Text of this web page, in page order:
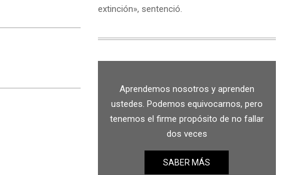
extinción», sentenció.
Aprendemos nosotros y aprenden
ustedes. Podemos equivocarnos, pero
tenemos el firme propósito de no fallar
dos veces
SABER MÁS